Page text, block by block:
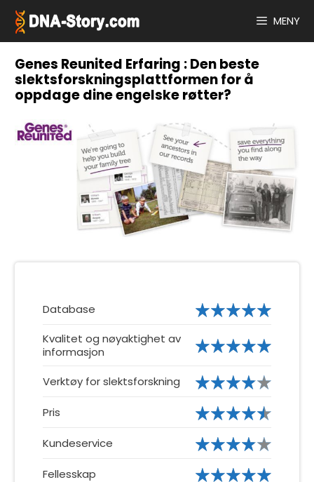
innhold
MENY
Genes Reunited Erfaring : Den beste
slektsforskningsplattformen for å
oppdage dine engelske røtter?
Database
Kvalitet og nøyaktighet av
informasjon
Verktøy for slektsforskning
Pris
Kundeservice
Fellesskap